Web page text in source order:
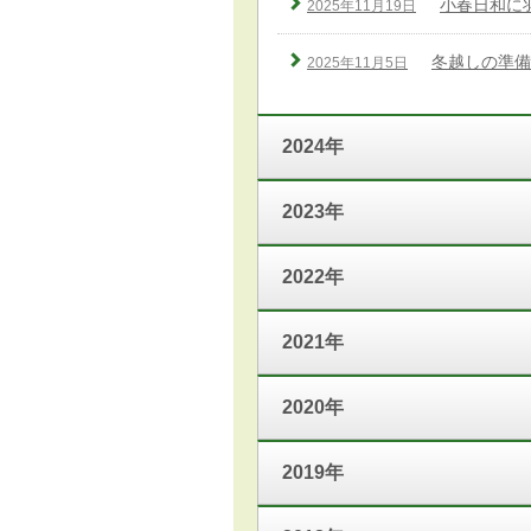
2025年11月19日 小春日和に
2025年11月5日 冬越しの準備
2024年
2023年
2022年
2021年
2020年
2019年